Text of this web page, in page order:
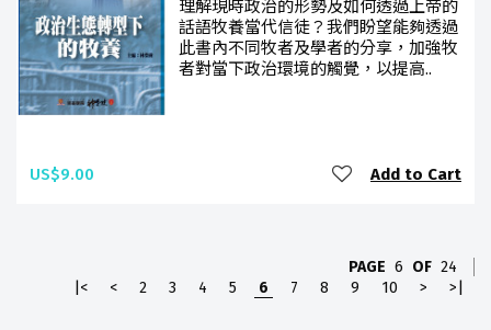
理解現時政治的形勢及如何透過上帝的
話語牧養當代信徒？我們盼望能夠透過
此書內不同牧者及學者的分享，加強牧
者對當下政治環境的觸覺，以提高..
US$9.00 Add to Cart
PAGE 6 OF 24
|<
< 2 3 4 5 6 7 8 9 10 > >|